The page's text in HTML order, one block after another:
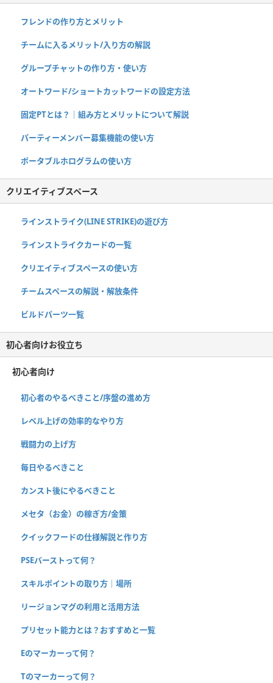
フレンドの作り方とメリット
チームに入るメリット/入り方の解説
グループチャットの作り方・使い方
オートワード/ショートカットワードの設定方法
固定PTとは？｜組み方とメリットについて解説
パーティーメンバー募集機能の使い方
ポータブルホログラムの使い方
クリエイティブスペース
ラインストライク(LINE STRIKE)の遊び方
ラインストライクカードの一覧
クリエイティブスペースの使い方
チームスペースの解説・解放条件
ビルドパーツ一覧
初心者向けお役立ち
初心者向け
初心者のやるべきこと/序盤の進め方
レベル上げの効率的なやり方
戦闘力の上げ方
毎日やるべきこと
カンスト後にやるべきこと
メセタ（お金）の稼ぎ方/金策
クイックフードの仕様解説と作り方
PSEバーストって何？
スキルポイントの取り方｜場所
リージョンマグの利用と活用方法
プリセット能力とは？おすすめと一覧
Eのマーカーって何？
Tのマーカーって何？